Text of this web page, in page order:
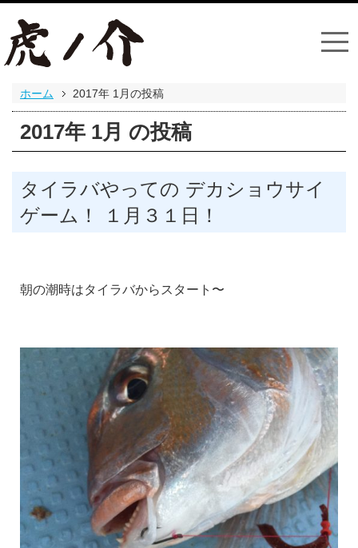
ホーム 2017年 1月の投稿
2017年 1月 の投稿
タイラバやっての デカショウサイ
ゲーム！ １月３１日！
朝の潮時はタイラバからスタート〜